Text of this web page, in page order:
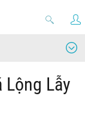
Lộng Lẫy